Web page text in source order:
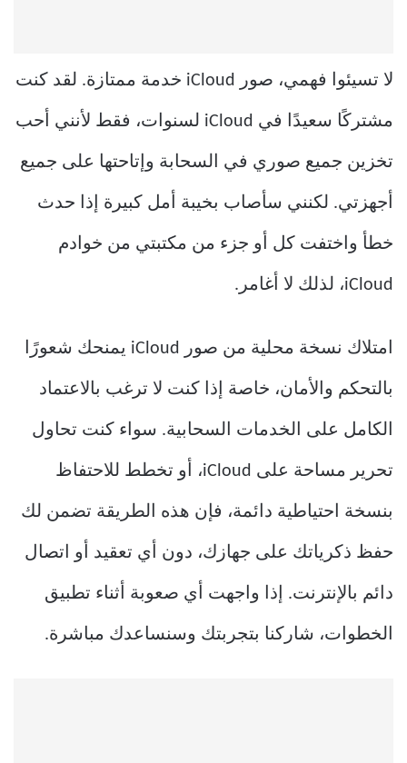
لا تسيئوا فهمي، صور iCloud خدمة ممتازة. لقد كنت
مشتركًا سعيدًا في iCloud لسنوات، فقط لأنني أحب
تخزين جميع صوري في السحابة وإتاحتها على جميع
أجهزتي. لكنني سأصاب بخيبة أمل كبيرة إذا حدث
خطأ واختفت كل أو جزء من مكتبتي من خوادم
iCloud، لذلك لا أغامر.
امتلاك نسخة محلية من صور iCloud يمنحك شعورًا
بالتحكم والأمان، خاصة إذا كنت لا ترغب بالاعتماد
الكامل على الخدمات السحابية. سواء كنت تحاول
تحرير مساحة على iCloud، أو تخطط للاحتفاظ
بنسخة احتياطية دائمة، فإن هذه الطريقة تضمن لك
حفظ ذكرياتك على جهازك، دون أي تعقيد أو اتصال
دائم بالإنترنت. إذا واجهت أي صعوبة أثناء تطبيق
الخطوات، شاركنا بتجربتك وسنساعدك مباشرة.